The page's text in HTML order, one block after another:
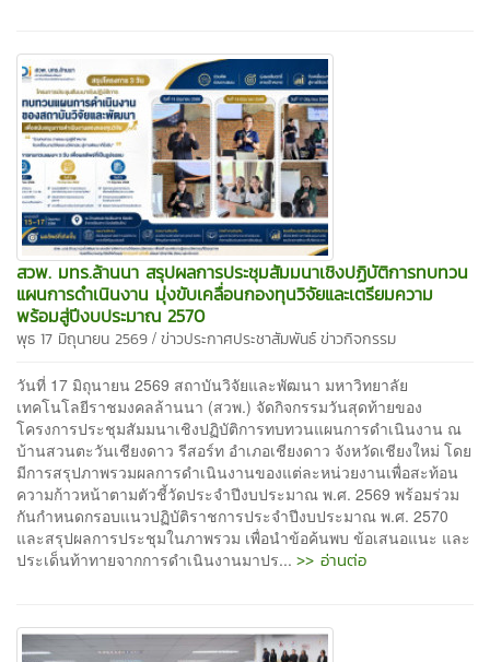
สวพ. มทร.ล้านนา สรุปผลการประชุมสัมมนาเชิงปฏิบัติการทบทวน
แผนการดำเนินงาน มุ่งขับเคลื่อนกองทุนวิจัยและเตรียมความ
พร้อมสู่ปีงบประมาณ 2570
พุธ 17 มิถุนายน 2569 / ข่าวประกาศประชาสัมพันธ์ข่าวกิจกรรม
วันที่ 17 มิถุนายน 2569 สถาบันวิจัยและพัฒนา มหาวิทยาลัย
เทคโนโลยีราชมงคลล้านนา (สวพ.) จัดกิจกรรมวันสุดท้ายของ
โครงการประชุมสัมมนาเชิงปฏิบัติการทบทวนแผนการดำเนินงาน ณ
บ้านสวนตะวันเชียงดาว รีสอร์ท อำเภอเชียงดาว จังหวัดเชียงใหม่ โดย
มีการสรุปภาพรวมผลการดำเนินงานของแต่ละหน่วยงานเพื่อสะท้อน
ความก้าวหน้าตามตัวชี้วัดประจำปีงบประมาณ พ.ศ. 2569 พร้อมร่วม
กันกำหนดกรอบแนวปฏิบัติราชการประจำปีงบประมาณ พ.ศ. 2570
และสรุปผลการประชุมในภาพรวม เพื่อนำข้อค้นพบ ข้อเสนอแนะ และ
ประเด็นท้าทายจากการดำเนินงานมาปร... >> อ่านต่อ